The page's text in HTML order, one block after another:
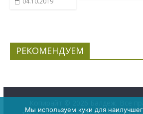
РЕКОМЕНДУЕМ
Мы используем куки для